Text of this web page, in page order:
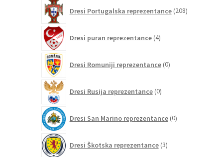
Dresi Portugalska reprezentance 208izdelkov
Dresi puran reprezentance 4izdelki
Dresi Romuniji reprezentance 0izdelkov
Dresi Rusija reprezentance 0izdelkov
Dresi San Marino reprezentance 0izdelkov
Dresi Škotska reprezentance 3izdelki